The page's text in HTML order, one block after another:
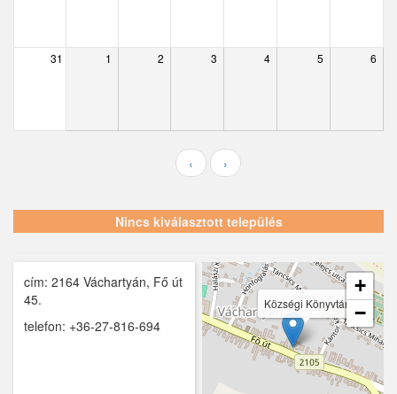
Hernád
Iklad
Ipolydamásd
31 1 2 3 4 5 6
‹ ›
Nincs kiválasztott település
cím: 2164 Váchartyán, Fő út
45.
telefon: +36-27-816-694
Községi Könyvtár
+
−